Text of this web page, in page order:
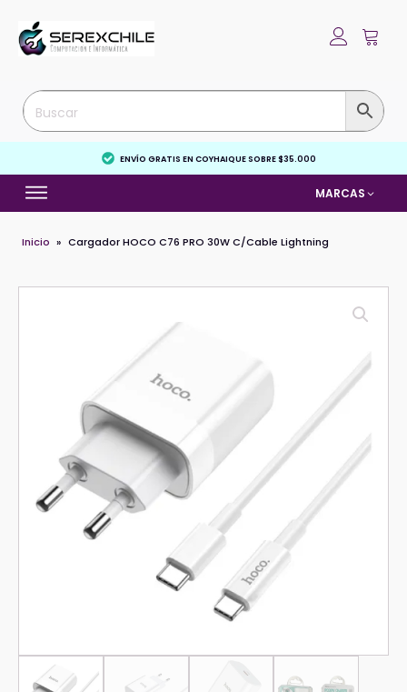
ENVÍO GRATIS EN COYHAIQUE SOBRE $35.000
MARCAS
Inicio » Cargador HOCO C76 PRO 30W C/Cable Lightning